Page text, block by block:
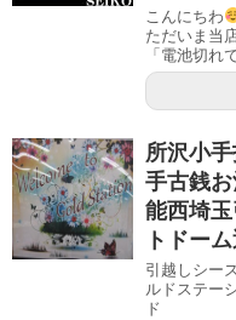
こんにちわ
ただいま当
「電池切れ
所沢小
手古銭
能西埼
トドー
引越しシー
ルドステー